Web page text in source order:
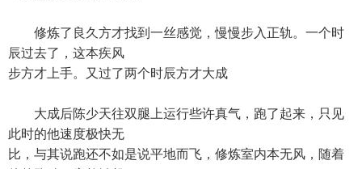
修炼了良久方才找到一丝感觉，慢慢步入正轨。一个时
辰过去了，这本疾风
步方才上手。又过了两个时辰方才大成
大成后陈少天往双腿上运行些许真气，跑了起来，只见
此时的他速度极快无
比，与其说跑还不如是说平地而飞，修炼室内本无风，随着